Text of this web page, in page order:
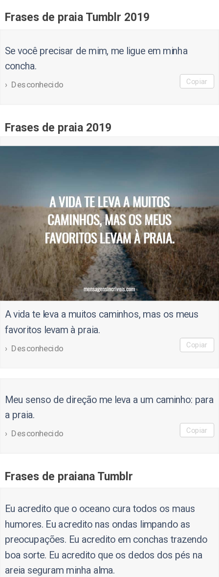
Frases de praia Tumblr 2019
Se você precisar de mim, me ligue em minha
concha.
Desconhecido Copiar
Frases de praia 2019
A vida te leva a muitos caminhos, mas os meus
favoritos levam à praia.
Desconhecido Copiar
Meu senso de direção me leva a um caminho: para
a praia.
Desconhecido Copiar
Frases de praiana Tumblr
Eu acredito que o oceano cura todos os maus
humores. Eu acredito nas ondas limpando as
preocupações. Eu acredito em conchas trazendo
boa sorte. Eu acredito que os dedos dos pés na
areia seguram minha alma.